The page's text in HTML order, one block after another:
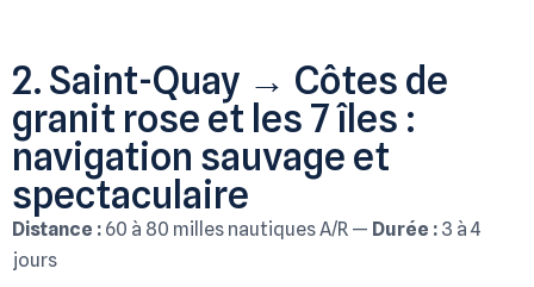
2. Saint-Quay → Côtes de
granit rose et les 7 îles :
navigation sauvage et
spectaculaire
Distance : 60 à 80 milles nautiques A/R — Durée : 3 à 4
jours